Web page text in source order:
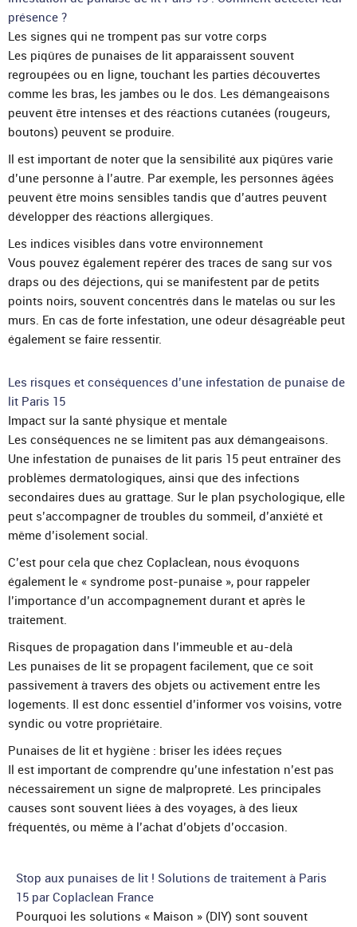
présence ?
Les signes qui ne trompent pas sur votre corps
Les piqûres de punaises de lit apparaissent souvent
regroupées ou en ligne, touchant les parties découvertes
comme les bras, les jambes ou le dos. Les démangeaisons
peuvent être intenses et des réactions cutanées (rougeurs,
boutons) peuvent se produire.
Il est important de noter que la sensibilité aux piqûres varie
d’une personne à l’autre. Par exemple, les personnes âgées
peuvent être moins sensibles tandis que d’autres peuvent
développer des réactions allergiques.
Les indices visibles dans votre environnement
Vous pouvez également repérer des traces de sang sur vos
draps ou des déjections, qui se manifestent par de petits
points noirs, souvent concentrés dans le matelas ou sur les
murs. En cas de forte infestation, une odeur désagréable peut
également se faire ressentir.
Les risques et conséquences d’une infestation de punaise de
lit Paris 15
Impact sur la santé physique et mentale
Les conséquences ne se limitent pas aux démangeaisons.
Une infestation de punaises de lit paris 15 peut entraîner des
problèmes dermatologiques, ainsi que des infections
secondaires dues au grattage. Sur le plan psychologique, elle
peut s’accompagner de troubles du sommeil, d’anxiété et
même d’isolement social.
C’est pour cela que chez Coplaclean, nous évoquons
également le « syndrome post-punaise », pour rappeler
l’importance d’un accompagnement durant et après le
traitement.
Risques de propagation dans l’immeuble et au-delà
Les punaises de lit se propagent facilement, que ce soit
passivement à travers des objets ou activement entre les
logements. Il est donc essentiel d’informer vos voisins, votre
syndic ou votre propriétaire.
Punaises de lit et hygiène : briser les idées reçues
Il est important de comprendre qu’une infestation n’est pas
nécessairement un signe de malpropreté. Les principales
causes sont souvent liées à des voyages, à des lieux
fréquentés, ou même à l’achat d’objets d’occasion.
Stop aux punaises de lit ! Solutions de traitement à Paris
15 par Coplaclean France
Pourquoi les solutions « Maison » (DIY) sont souvent